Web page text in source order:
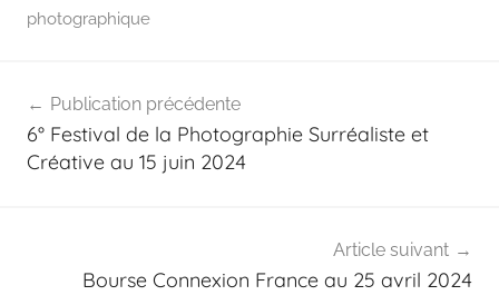
photographique
de
l’article
Publication précédente
6° Festival de la Photographie Surréaliste et
Créative au 15 juin 2024
Article suivant
Bourse Connexion France au 25 avril 2024